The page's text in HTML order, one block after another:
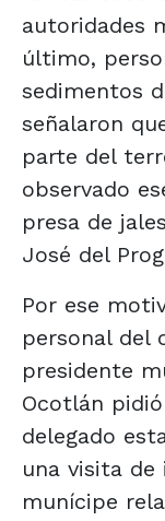
autoridades
último,
sedimentos
señalaron
parte del
observado
presa de
José del
Por ese
personal del
presidente
Ocotlán
delegado
una visita de
munícipe